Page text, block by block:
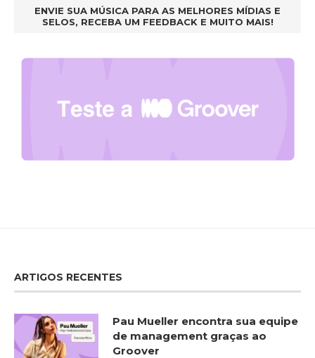
ENVIE SUA MÚSICA PARA AS MELHORES MÍDIAS E
SELOS, RECEBA UM FEEDBACK E MUITO MAIS!
ARTIGOS RECENTES
Pau Mueller encontra sua equipe
de management graças ao
Groover